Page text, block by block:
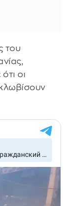
του
οι